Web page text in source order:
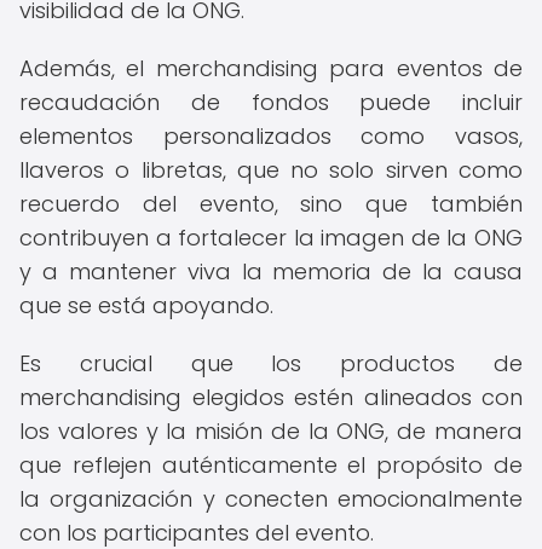
visibilidad de la ONG.
Además, el merchandising para eventos de
recaudación de fondos puede incluir
elementos personalizados como vasos,
llaveros o libretas, que no solo sirven como
recuerdo del evento, sino que también
contribuyen a fortalecer la imagen de la ONG
y a mantener viva la memoria de la causa
que se está apoyando.
Es crucial que los productos de
merchandising elegidos estén alineados con
los valores y la misión de la ONG, de manera
que reflejen auténticamente el propósito de
la organización y conecten emocionalmente
con los participantes del evento.